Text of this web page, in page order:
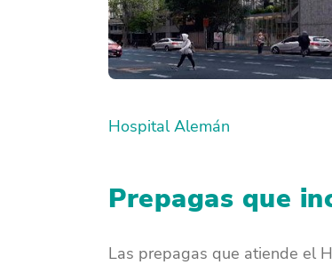
Hospital Alemán
Prepagas que
Las prepagas que atiende el